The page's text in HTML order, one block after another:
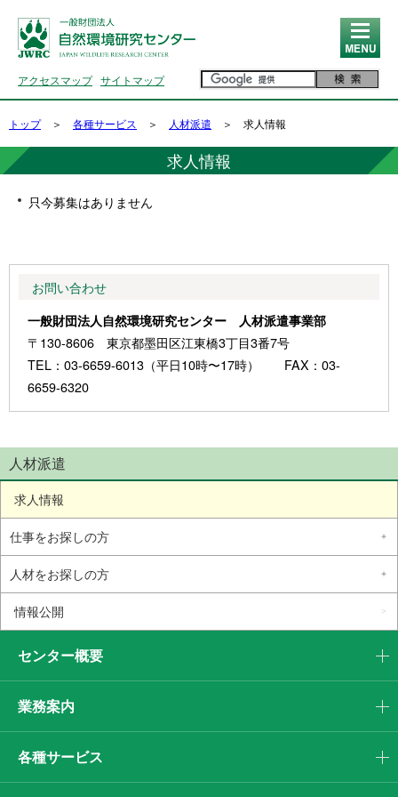
アクセスマップ サイトマップ
MENU
トップ＞ 各種サービス ＞ 人材派遣 ＞ 求人情報
求人情報
只今募集はありません
お問い合わせ
一般財団法人自然環境研究センター 人材派遣事業部
〒130-8606 東京都墨田区江東橋3丁目3番7号
TEL：03-6659-6013（平日10時〜17時） FAX：03-
6659-6320
人材派遣
求人情報
仕事をお探しの方
人材をお探しの方
情報公開
センター概要
業務案内
各種サービス